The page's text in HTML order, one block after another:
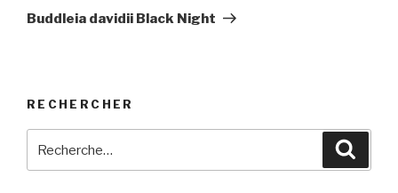
suivant
Buddleia davidii Black Night
RECHERCHER
pour